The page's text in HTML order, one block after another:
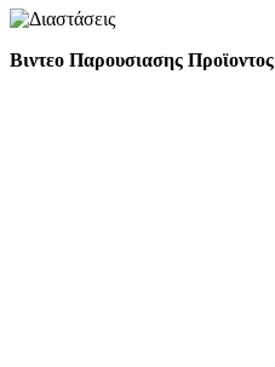
Βιντεο Παρουσιασης Προϊοντος